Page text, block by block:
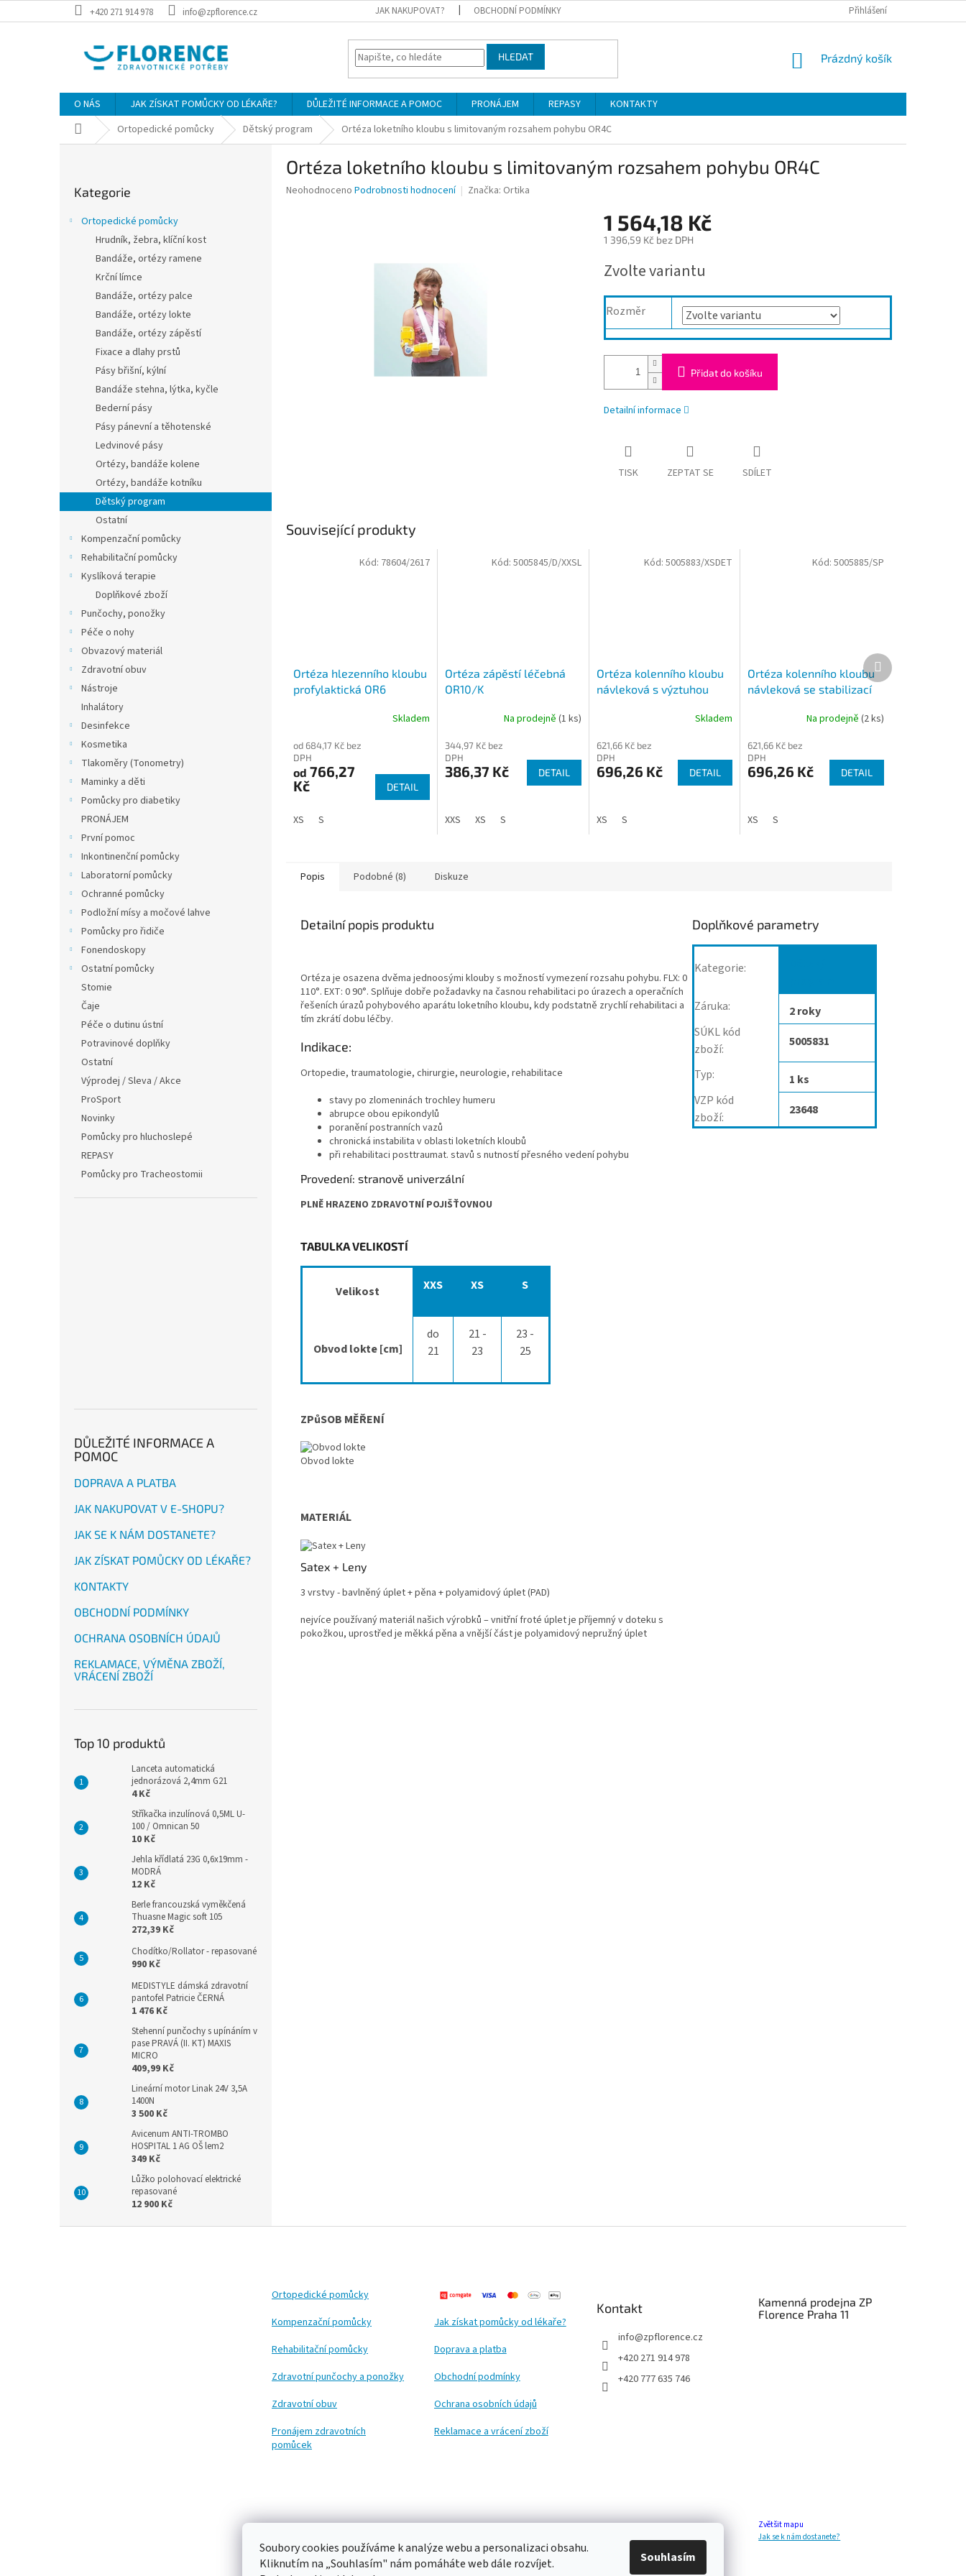
Soubory cookies používáme k analýze webu a personalizaci obsahu.
Kliknutím na „Souhlasím" nám pomáháte web dále rozvíjet.
Souhlasím
na
+420 271 914 978 info@zpflorence.cz JAK NAKUPOVAT? OBCHODNÍ PODMÍNKY Přihlášení
HLEDAT
NÁKUPNÍ
Prázdný košík
O NÁS JAK ZÍSKAT POMŮCKY OD LÉKAŘE? DŮLEŽITÉ INFORMACE A POMOC PRONÁJEM REPASY
KONTAKTY
Domů Ortopedické pomůcky Dětský program Ortéza loketního kloubu s limitovaným rozsahem pohybu OR4C
kategorie
Kategorie
Ortopedické pomůcky
Hrudník, žebra, klíční kost
Bandáže, ortézy ramene
Krční límce
Bandáže, ortézy palce
Bandáže, ortézy lokte
Bandáže, ortézy zápěstí
Fixace a dlahy prstů
Pásy břišní, kýlní
Bandáže stehna, lýtka, kyčle
Bederní pásy
Pásy pánevní a těhotenské
Ledvinové pásy
Ortézy, bandáže kolene
Ortézy, bandáže kotníku
Dětský program
Ostatní
Kompenzační pomůcky
Rehabilitační pomůcky
Kyslíková terapie
Doplňkové zboží
Punčochy, ponožky
Péče o nohy
Obvazový materiál
Zdravotní obuv
Nástroje
Inhalátory
Desinfekce
Kosmetika
Tlakoměry (Tonometry)
Maminky a děti
Pomůcky pro diabetiky
PRONÁJEM
První pomoc
Inkontinenční pomůcky
Laboratorní pomůcky
Ochranné pomůcky
Podložní mísy a močové lahve
Pomůcky pro řidiče
Fonendoskopy
Ostatní pomůcky
Stomie
Čaje
Péče o dutinu ústní
Potravinové doplňky
Ostatní
Výprodej / Sleva / Akce
ProSport
Novinky
Pomůcky pro hluchoslepé
REPASY
Pomůcky pro Tracheostomii
DŮLEŽITÉ INFORMACE A
POMOC
DOPRAVA A PLATBA
JAK NAKUPOVAT V E-SHOPU?
JAK SE K NÁM DOSTANETE?
JAK ZÍSKAT POMŮCKY OD LÉKAŘE?
KONTAKTY
OBCHODNÍ PODMÍNKY
OCHRANA OSOBNÍCH ÚDAJŮ
REKLAMACE, VÝMĚNA ZBOŽÍ,
VRÁCENÍ ZBOŽÍ
Top 10 produktů
Lanceta automatická
jednorázová 2,4mm G21
4 Kč
Stříkačka inzulínová 0,5ML U-
100 / Omnican 50
10 Kč
Jehla křídlatá 23G 0,6x19mm -
MODRÁ
12 Kč
Berle francouzská vyměkčená
Thuasne Magic soft 105
272,39 Kč
Chodítko/Rollator - repasované
990 Kč
MEDISTYLE dámská zdravotní
pantofel Patricie ČERNÁ
1 476 Kč
Stehenní punčochy s upínáním v
pase PRAVÁ (II. KT) MAXIS
MICRO
409,99 Kč
Lineární motor Linak 24V 3,5A
1400N
3 500 Kč
Avicenum ANTI-TROMBO
HOSPITAL 1 AG OŠ lem2
349 Kč
Lůžko polohovací elektrické
repasované
12 900 Kč
Ortéza loketního kloubu s limitovaným rozsahem pohybu OR4C
Průměrné
Neohodnoceno Podrobnosti hodnocení Značka: Ortika
1 564,18 Kč
1 396,59 Kč bez DPH
cena:
Zvolte variantu
Rozměr
Přidat do košíku
Detailní informace
TISK ZEPTAT SE SDÍLET
Související produkty
Ortéza hlezenního kloubu
profylaktická OR6
Skladem
od 684,17 Kč bez
DPH
od 766,27
Kč
DETAIL
XS S
Kód: 78604/2617
Ortéza zápěstí léčebná
OR10/K
Na prodejně (1 ks)
344,97 Kč bez
DPH
386,37 Kč DETAIL
XXS XS S
Kód: 5005845/D/XXSL
Ortéza kolenního kloubu
návleková s výztuhou
Skladem
621,66 Kč bez
DPH
696,26 Kč DETAIL
XS S
Kód:5005883/XSDET
Ortéza kolenního kloubu
návleková se stabilizací
Na prodejně (2 ks)
621,66 Kč bez
DPH
696,26 Kč DETAIL
XS S
Kód: 5005885/SP
Další
produkt
Popis Podobné (8) Diskuze
Detailní popis produktu
Ortéza je osazena dvěma jednoosými klouby s možností vymezení rozsahu pohybu. FLX: 0
110°. EXT: 0 90°. Splňuje dobře požadavky na časnou rehabilitaci po úrazech a operačních
řešeních úrazů pohybového aparátu loketního kloubu, kdy podstatně zrychlí rehabilitaci a
tím zkrátí dobu léčby.
Indikace:
Ortopedie, traumatologie, chirurgie, neurologie, rehabilitace
stavy po zlomeninách trochley humeru
abrupce obou epikondylů
poranění postranních vazů
chronická instabilita v oblasti loketních kloubů
při rehabilitaci posttraumat. stavů s nutností přesného vedení pohybu
Provedení: stranově univerzální
PLNĚ HRAZENO ZDRAVOTNÍ POJIŠŤOVNOU
TABULKA VELIKOSTÍ
Velikost XXS XS S
Obvod lokte [cm]
do
21
21 -
23
23 -
25
ZPůSOB MĚŘENÍ
Obvod lokte
MATERIÁL
Satex + Leny
3 vrstvy - bavlněný úplet + pěna + polyamidový úplet (PAD)
nejvíce používaný materiál našich výrobků – vnitřní froté úplet je příjemný v doteku s
pokožkou, uprostřed je měkká pěna a vnější část je polyamidový nepružný úplet
Doplňkové parametry
Kategorie:
Záruka:
2 roky
SÚKL kód
zboží: 5005831
Typ:
1 ks
VZP kód
zboží: 23648
Ortopedické pomůcky
Kompenzační pomůcky
Rehabilitační pomůcky
Zdravotní punčochy a ponožky
Zdravotní obuv
Pronájem zdravotních
pomůcek
Jak získat pomůcky od lékaře?
Doprava a platba
Obchodní podmínky
Ochrana osobních údajů
Reklamace a vrácení zboží
Kontakt
info@zpflorence.cz
+420 271 914 978
+420 777 635 746
Kamenná prodejna ZP
Florence Praha 11
Zvětšit mapu
Jak se k nám dostanete?